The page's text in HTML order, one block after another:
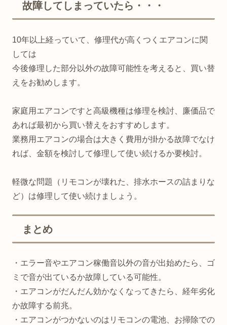
故障してしまっていたら・・・
10年以上経っていて、修理代が高くつくエアコンに関
しては
今後修理した部分以外の故障可能性を考えると、買い替
えをお勧めします。
家庭用エアコンですと高級機種は修理を検討、廉価品で
あれば最初から買い替えをおすすめします。
業務用エアコンの場合は大きく費用が掛かる故障でなけ
れば、金額を検討して修理して使い続けるか要検討。
軽微な問題（リモコンが壊れた、排水ホースの詰まりな
ど）は修理して使い続けましょう。
まとめ
・エラー音やエアコン稼働音以外の音が出始めたら、ゴ
ミで音が出ているか故障している可能性。
・エアコンがだんだん効かなくなってきたら、経年劣化
か故障する前兆。
・エアコンがつかないのはリモコンの電池、お掃除での